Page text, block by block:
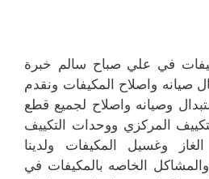
في علي صباح سالم خبرة
صيانه واصلاح المكيفات ونقدم
وصيانه واصلاح لجميع قطع
المركزي ووحدات التكييف
وغسيل المكيفات ولدينا
والمشاكل الخاصه بالمكيفات في